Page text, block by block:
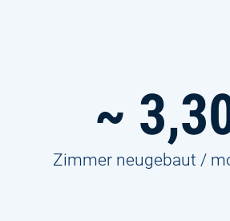
~
Zimmer neugebaut /